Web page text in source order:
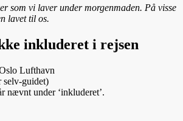
som vi laver under morgenmaden. På visse
lavet til os.
inkluderet i rejsen
Lufthavn
selv-guidet)
nævnt under ‘inkluderet’.